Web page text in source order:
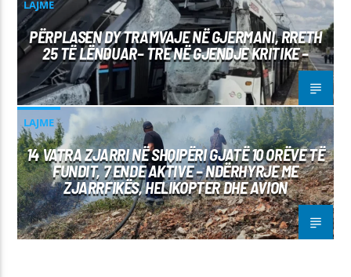
LAJME
PËRPLASEN DY TRAMVAJE NË GJERMANI, RRETH
25 TË LËNDUAR– TRE NË GJENDJE KRITIKE –
LAJME
14 VATRA ZJARRI NË SHQIPËRI GJATË 10 ORËVE TË
FUNDIT, 7 ENDE AKTIVE – NDËRHYRJE ME
ZJARRFIKËS, HELIKOPTER DHE AVION